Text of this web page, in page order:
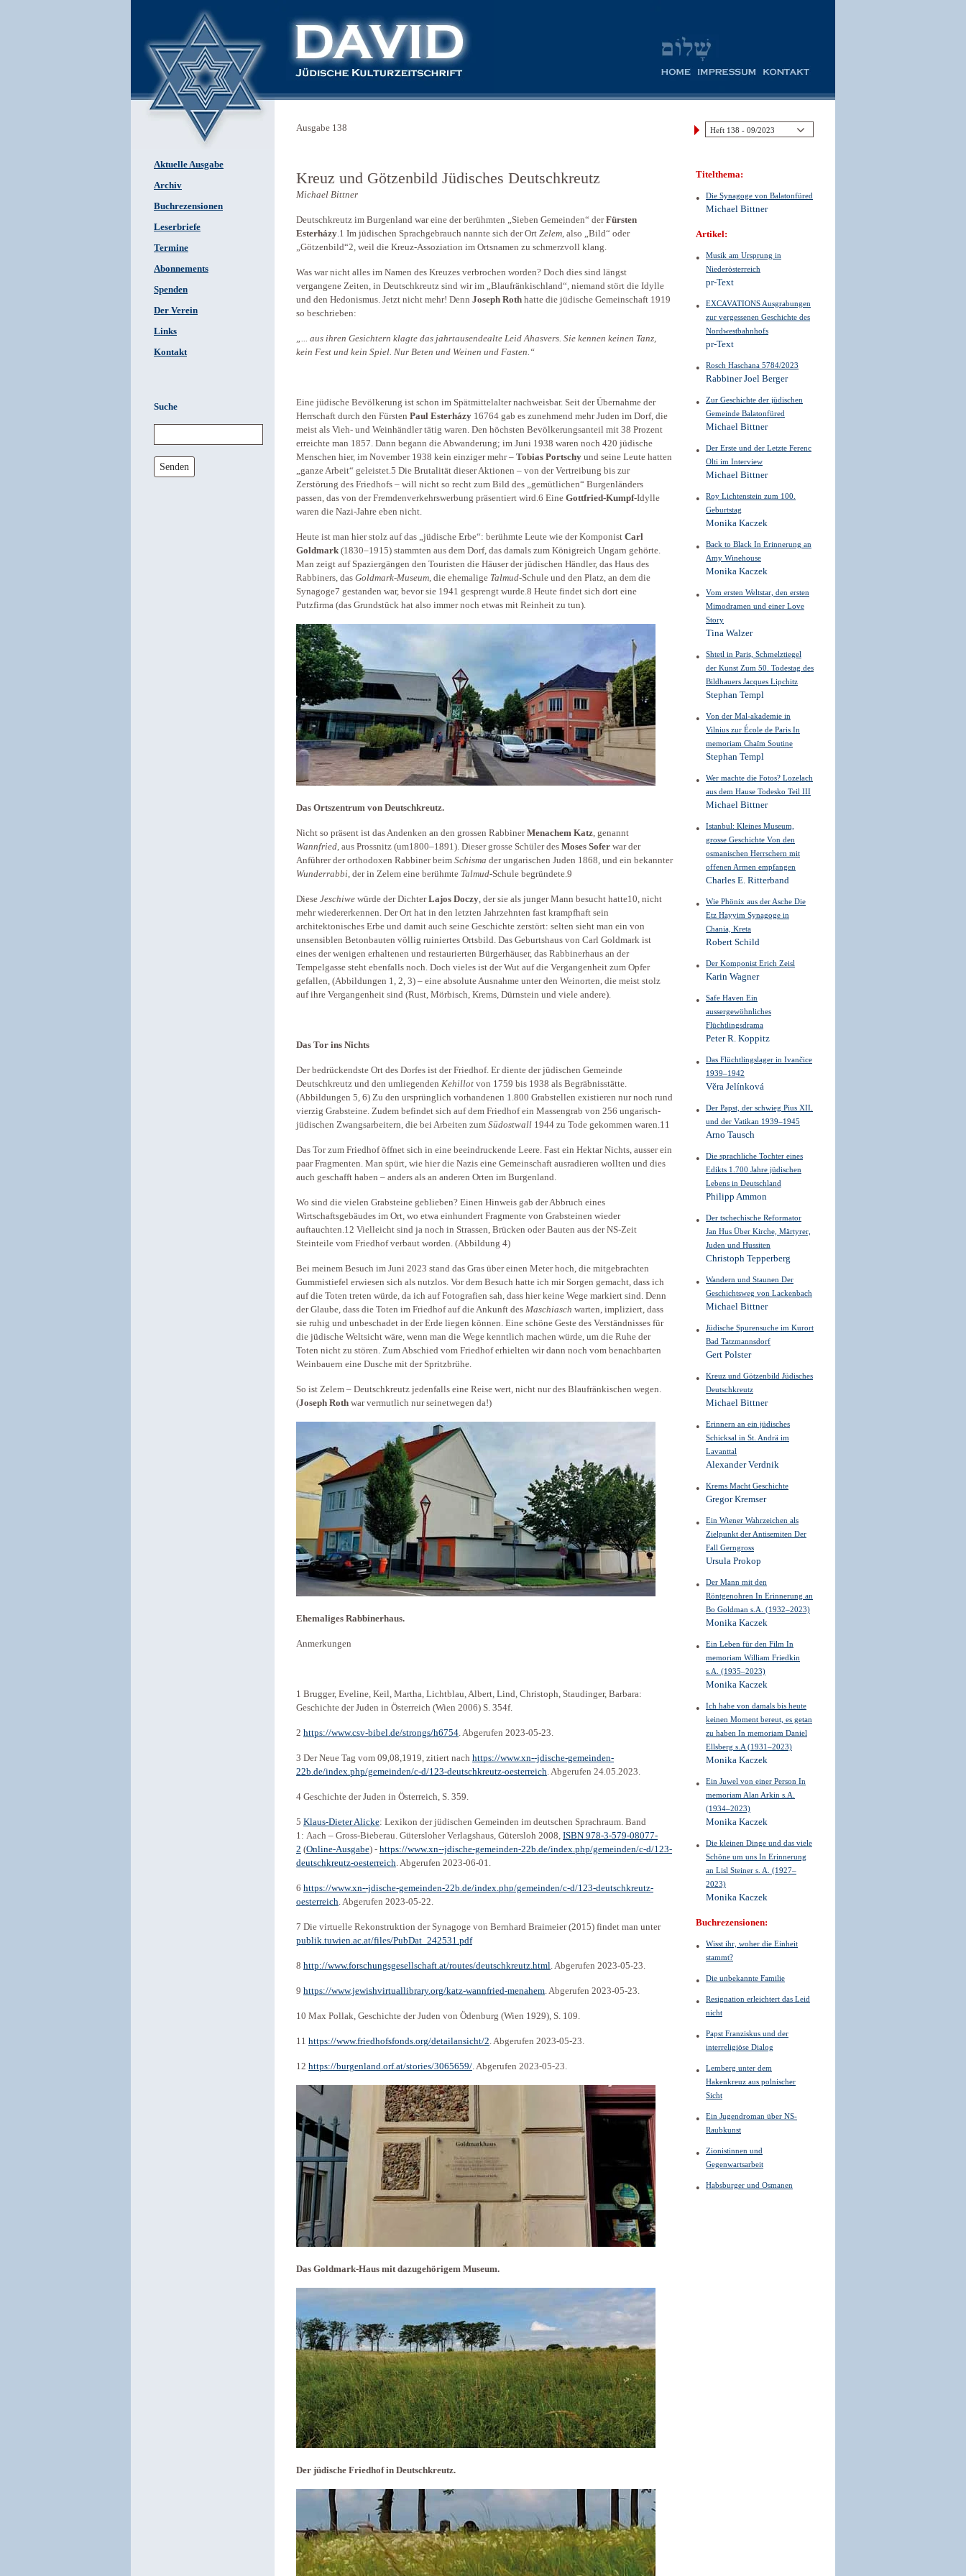
Aktuelle Ausgabe
Archiv
Buchrezensionen
Leserbriefe
Termine
Abonnements
Spenden
Der Verein
Links
Kontakt
Suche
Senden
Ausgabe 138
Kreuz und Götzenbild Jüdisches Deutschkreutz
Michael Bittner
Deutschkreutz im Burgenland war eine der berühmten „Sieben Gemeinden“ derFürsten
Esterházy.1 Im jüdischen Sprachgebrauch nannte sich der Ort Zelem, also „Bild“ oder
„Götzenbild“2, weil die Kreuz-Assoziation im Ortsnamen zu schmerzvoll klang.
Was war nicht alles im Namen des Kreuzes verbrochen worden? Doch dies sind längst
vergangene Zeiten, in Deutschkreutz sind wir im „Blaufränkischland“, niemand stört die Idylle
und den Hedonismus. Jetzt nicht mehr! Denn Joseph Roth hatte die jüdische Gemeinschaft 1919
so beschrieben:
„... aus ihren Gesichtern klagte das jahrtausendealte Leid Ahasvers. Sie kennen keinen Tanz,
kein Fest und kein Spiel. Nur Beten und Weinen und Fasten.“
Eine jüdische Bevölkerung ist schon im Spätmittelalter nachweisbar. Seit der Übernahme der
Herrschaft durch den Fürsten Paul Esterházy 16764 gab es zunehmend mehr Juden im Dorf, die
meist als Vieh- und Weinhändler tätig waren. Den höchsten Bevölkerungsanteil mit 38 Prozent
erreichte man 1857. Dann begann die Abwanderung; im Juni 1938 waren noch 420 jüdische
Menschen hier, im November 1938 kein einziger mehr – Tobias Portschy und seine Leute hatten
„ganze Arbeit“ geleistet.5 Die Brutalität dieser Aktionen – von der Vertreibung bis zur
Zerstörung des Friedhofs – will nicht so recht zum Bild des „gemütlichen“ Burgenländers
passen, das von der Fremdenverkehrswerbung präsentiert wird.6 Eine Gottfried-Kumpf-Idylle
waren die Nazi-­Jahre eben nicht.
Heute ist man hier stolz auf das „jüdische Erbe“: berühmte Leute wie der Komponist Carl
Goldmark (1830–1915) stammten aus dem Dorf, das damals zum Königreich Ungarn gehörte.
Man zeigt auf Spaziergängen den Touristen die Häuser der jüdischen Händler, das Haus des
Rabbiners, das Goldmark-Museum, die ehemalige Talmud-Schule und den Platz, an dem die
Synagoge7 gestanden war, bevor sie 1941 gesprengt wurde.8 Heute findet sich dort eine
Putzfirma (das Grundstück hat also immer noch etwas mit Reinheit zu tun).
Das Ortszentrum von Deutschkreutz.
Nicht so präsent ist das Andenken an den grossen RabbinerMenachem Katz, genannt
Wannfried, aus Prossnitz (um1800–1891). Dieser grosse Schüler des Moses Sofer war der
Anführer der orthodoxen Rabbiner beim Schisma der ungarischen Juden 1868, und ein bekannter
Wunderrabbi, der in Zelem eine berühmte Talmud-Schule begründete.9
Diese Jeschiwe würde der DichterLajos Doczy, der sie als junger Mann besucht hatte10, nicht
mehr wiedererkennen. Der Ort hat in den letzten Jahrzehnten fast krampfhaft sein
architektonisches Erbe und damit auch seine Geschichte zerstört: selten sieht man ein von
unsensiblen Betonbauten völlig ruiniertes Ortsbild. Das Geburtshaus von Carl Goldmark ist
eines der wenigen erhaltenen und restaurierten Bürgerhäuser, das Rabbinerhaus an der
Tempelgasse steht ebenfalls noch. Doch vieles ist der Wut auf die Vergangenheit zum Opfer
gefallen, (Abbildungen 1, 2, 3) – eine absolute Ausnahme unter den Weinorten, die meist stolz
auf ihre Vergangenheit sind (Rust, Mörbisch, Krems, Dürnstein und viele andere).
Das Tor ins Nichts
Der bedrückendste Ort des Dorfes ist der Friedhof. Er diente der jüdischen Gemeinde
Deutschkreutz und den umliegenden Kehillot von 1759 bis 1938 als Begräbnisstätte.
(Abbildungen 5, 6) Zu den ursprünglich vorhandenen 1.800 Grabstellen existieren nur noch rund
vierzig Grabsteine. Zudem befindet sich auf dem Friedhof ein Massengrab von 256 ungarisch-
jüdischen Zwangsarbeitern, die bei Arbeiten zum Südostwall 1944 zu Tode gekommen waren.11
Das Tor zum Friedhof öffnet sich in eine beeindruckende Leere. Fast ein Hektar Nichts, ausser ein
paar Fragmenten. Man spürt, wie hier die Nazis eine Gemeinschaft ausradieren wollten und dies
auch geschafft haben – anders als an anderen Orten im Burgenland.
Wo sind die vielen Grabsteine geblieben? Einen Hinweis gab der Abbruch eines
Wirtschaftsgebäudes im Ort, wo etwa einhundert Fragmente von Grabsteinen wieder
auftauchten.12 Vielleicht sind ja noch in Strassen, Brücken oder Bauten aus der NS-Zeit
Steinteile vom Friedhof verbaut worden. (Abbildung 4)
Bei meinem Besuch im Juni 2023 stand das Gras über einen Meter hoch, die mitgebrachten
Gummistiefel erwiesen sich als nutzlos. Vor dem Besuch hatte ich mir Sorgen gemacht, dass ich
auf die Toten treten würde, da ich auf Fotografien sah, dass hier keine Wege markiert sind. Denn
der Glaube, dass die Toten im Friedhof auf die Ankunft des Maschiasch warten, impliziert, dass
sie ruhig und unbeschadet in der Erde liegen können. Eine schöne Geste des Verständnisses für
die jüdische Weltsicht wäre, wenn man die Wege kenntlich machen würde, um die Ruhe der
Toten nicht zu stören. Zum Abschied vom Friedhof erhielten wir dann noch vom benachbarten
Weinbauern eine Dusche mit der Spritzbrühe.
So ist Zelem – Deutschkreutz jedenfalls eine Reise wert, nicht nur des Blaufränkischen wegen.
(Joseph Roth war vermutlich nur seinetwegen da!)
Ehemaliges Rabbinerhaus.
Anmerkungen
1 Brugger, Eveline, Keil, Martha, Lichtblau, Albert, Lind, Christoph, Staudinger, Barbara:
Geschichte der Juden in Österreich (Wien 2006) S. 354f.
2 https://www.csv-bibel.de/strongs/h6754. Abgerufen 2023-05-23.
3 Der Neue Tag vom 09,08,1919, zitiert nach https://www.xn--jdische-gemeinden-
22b.de/index.php/gemeinden/c-d/123-deutschkreutz-oesterreich. Abgerufen 24.05.2023.
4 Geschichte der Juden in Österreich, S. 359.
5 Klaus-Dieter Alicke: Lexikon der jüdischen Gemeinden im deutschen Sprachraum. Band
1: Aach – Gross-Bieberau. Gütersloher Verlagshaus, Gütersloh 2008, ISBN 978-3-579-08077-
2 (Online-Ausgabe) - https://www.xn--jdische-gemeinden-22b.de/index.php/gemeinden/c-d/123-
deutschkreutz-oesterreich. Abgerufen 2023-06-01.
6 https://www.xn--jdische-gemeinden-22b.de/index.php/gemeinden/c-d/123-deutschkreutz-
oesterreich. Abgerufen 2023-05-22.
7 Die virtuelle Rekonstruktion der Synagoge von Bernhard Braimeier (2015) findet man unter
publik.tuwien.ac.at/files/PubDat_242531.pdf
8 http://www.forschungsgesellschaft.at/routes/deutschkreutz.html. Abgerufen 2023-05-23.
9 https://www.jewishvirtuallibrary.org/katz-wannfried-menahem. Abgerufen 2023-05-23.
10 Max Pollak, Geschichte der Juden von Ödenburg (Wien 1929), S. 109.
11 https://www.friedhofsfonds.org/detailansicht/2. Abgerufen 2023-05-23.
12 https://burgenland.orf.at/stories/3065659/. Abgerufen 2023-05-23.
Das Goldmark-Haus mit dazugehörigem Museum.
Der jüdische Friedhof in Deutschkreutz.
Titelthema:
Die Synagoge von Balatonfüred
Michael Bittner
Artikel:
Musik am Ursprung in
Niederösterreich
pr-Text
EXCAVATIONS Ausgrabungen
zur vergessenen Geschichte des
Nordwestbahnhofs
pr-Text
Rosch Haschana 5784/2023
Rabbiner Joel Berger
Zur Geschichte der jüdischen
Gemeinde Balatonfüred
Michael Bittner
Der Erste und der Letzte Ferenc
Olti im Interview
Michael Bittner
Roy Lichtenstein zum 100.
Geburtstag
Monika Kaczek
Back to Black In Erinnerung an
Amy Winehouse
Monika Kaczek
Vom ersten Weltstar, den ersten
Mimodramen und einer Love
Story
Tina Walzer
Shtetl in Paris, Schmelztiegel
der Kunst Zum 50. Todestag des
Bildhauers Jacques Lipchitz
Stephan Templ
Von der Mal-akademie in
Vilnius zur École de Paris In
memoriam Chaïm Soutine
Stephan Templ
Wer machte die Fotos? Lozelach
aus dem Hause Todesko Teil III
Michael Bittner
Istanbul: Kleines Museum,
grosse Geschichte Von den
osmanischen Herrschern mit
offenen Armen empfangen
Charles E. Ritterband
Wie Phönix aus der Asche Die
Etz Hayyim Synagoge in
Chania, Kreta
Robert Schild
Der Komponist Erich Zeisl
Karin Wagner
Safe Haven Ein
aussergewöhnliches
Flüchtlingsdrama
Peter R. Koppitz
Das Flüchtlingslager in Ivančice
1939–1942
Věra Jelínková
Der Papst, der schwieg Pius XII.
und der Vatikan 1939–1945
Arno Tausch
Die sprachliche Tochter eines
Edikts 1.700 Jahre jüdischen
Lebens in Deutschland
Philipp Ammon
Der tschechische Reformator
Jan Hus Über Kirche, Märtyrer,
Juden und Hussiten
Christoph Tepperberg
Wandern und Staunen Der
Geschichtsweg von Lackenbach
Michael Bittner
Jüdische Spurensuche im Kurort
Bad Tatzmannsdorf
Gert Polster
Kreuz und Götzenbild Jüdisches
Deutschkreutz
Michael Bittner
Erinnern an ein jüdisches
Schicksal in St. Andrä im
Lavanttal
Alexander Verdnik
Krems Macht Geschichte
Gregor Kremser
Ein Wiener Wahrzeichen als
Zielpunkt der Antisemiten Der
Fall Gerngross
Ursula Prokop
Der Mann mit den
Röntgenohren In Erinnerung an
Bo Goldman s.A. (1932–2023)
Monika Kaczek
Ein Leben für den Film In
memoriam William Friedkin
s.A. (1935–2023)
Monika Kaczek
Ich habe von damals bis heute
keinen Moment bereut, es getan
zu haben In memoriam Daniel
Ellsberg s.A (1931–2023)
Monika Kaczek
Ein Juwel von einer Person In
memoriam Alan Arkin s.A.
(1934–2023)
Monika Kaczek
Die kleinen Dinge und das viele
Schöne um uns In Erinnerung
an Lisl Steiner s. A. (1927–
2023)
Monika Kaczek
Buchrezensionen:
Wisst ihr, woher die Einheit
stammt?
Die unbekannte Familie
Resignation erleichtert das Leid
nicht
Papst Franziskus und der
interreligiöse Dialog
Lemberg unter dem
Hakenkreuz aus polnischer
Sicht
Ein Jugendroman über NS-
Raubkunst
Zionistinnen und
Gegenwartsarbeit
Habsburger und Osmanen